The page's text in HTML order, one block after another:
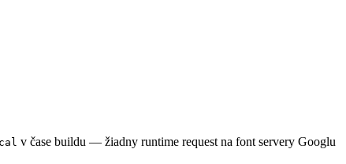
v čase buildu — žiadny runtime request na font servery Googlu